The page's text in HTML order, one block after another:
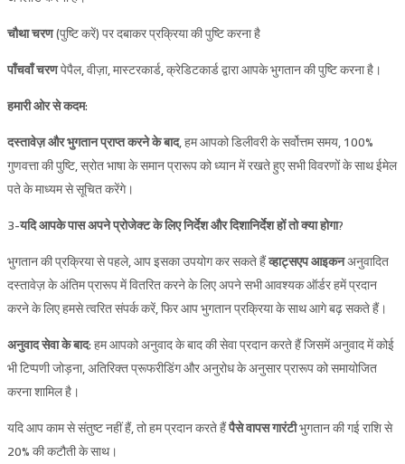
चौथा चरण(पुष्टि करें) पर दबाकर प्रक्रिया की पुष्टि करना है
पाँचवाँ चरणपेपैल, वीज़ा, मास्टरकार्ड, क्रेडिटकार्ड द्वारा आपके भुगतान की पुष्टि करना है।
हमारी ओर से कदम:
दस्तावेज़ और भुगतान प्राप्त करने के बाद, हम आपको डिलीवरी के सर्वोत्तम समय, 100%
गुणवत्ता की पुष्टि, स्रोत भाषा के समान प्रारूप को ध्यान में रखते हुए सभी विवरणों के साथ ईमेल
पते के माध्यम से सूचित करेंगे।
3-यदि आपके पास अपने प्रोजेक्ट के लिए निर्देश और दिशानिर्देश हों तो क्या होगा?
भुगतान की प्रक्रिया से पहले, आप इसका उपयोग कर सकते हैंव्हाट्सएप आइकनअनुवादित
दस्तावेज़ के अंतिम प्रारूप में वितरित करने के लिए अपने सभी आवश्यक ऑर्डर हमें प्रदान
करने के लिए हमसे त्वरित संपर्क करें, फिर आप भुगतान प्रक्रिया के साथ आगे बढ़ सकते हैं।
अनुवाद सेवा के बाद: हम आपको अनुवाद के बाद की सेवा प्रदान करते हैं जिसमें अनुवाद में कोई
भी टिप्पणी जोड़ना, अतिरिक्त प्रूफरीडिंग और अनुरोध के अनुसार प्रारूप को समायोजित
करना शामिल है।
यदि आप काम से संतुष्ट नहीं हैं, तो हम प्रदान करते हैंपैसे वापस गारंटीभुगतान की गई राशि से
20% की कटौती के साथ।